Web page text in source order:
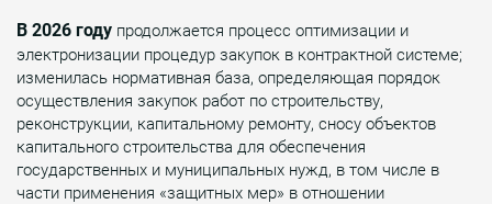
В 2026 году продолжается процесс оптимизации и
электронизации процедур закупок в контрактной системе;
изменилась нормативная база, определяющая порядок
осуществления закупок работ по строительству,
реконструкции, капитальному ремонту, сносу объектов
капитального строительства для обеспечения
государственных и муниципальных нужд, в том числе в
части применения «защитных мер» в отношении